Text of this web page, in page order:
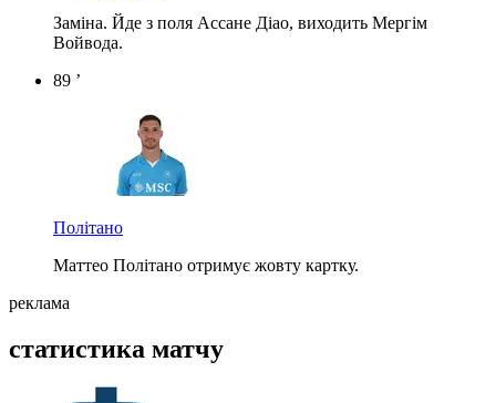
Заміна. Йде з поля Ассане Діао, виходить Мергім
Войвода.
89 ’
Політано
Маттео Політано отримує жовту картку.
реклама
статистика матчу